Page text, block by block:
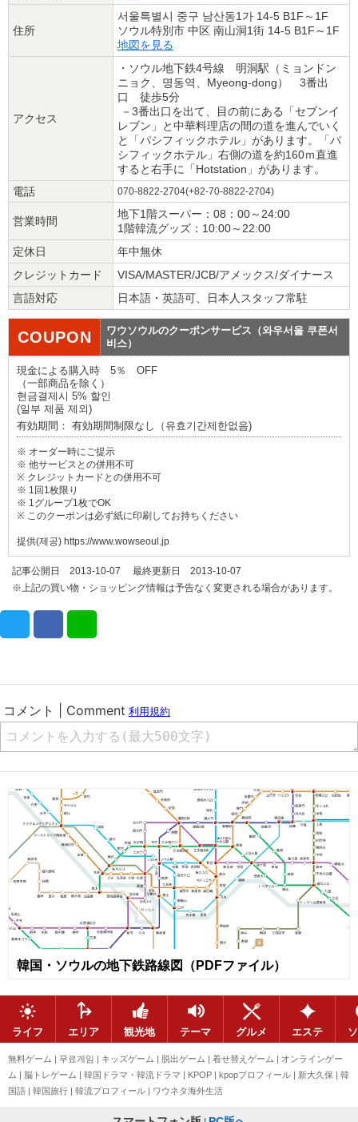
住所
서울특별시 중구 남산동1가 14-5 B1F～1F
ソウル特別市 中区 南山洞1街 14-5 B1F～1F
地図を見る
アクセス
・ソウル地下鉄4号線 明洞駅（ミョンドン
ニョク、명동역、Myeong-dong） 3番出
口 徒歩5分
－3番出口を出て、目の前にある「セブンイ
レブン」と中華料理店の間の道を進んでいく
と「パシフィックホテル」があります。「パ
シフィックホテル」右側の道を約160ｍ直進
すると右手に「Hotstation」があります。
電話
070-8822-2704(+82-70-8822-2704)
営業時間
地下1階スーパー：08：00～24:00
1階韓流グッズ：10:00～22:00
定休日
年中無休
クレジットカード
VISA/MASTER/JCB/アメックス/ダイナース
言語対応
日本語・英語可、日本人スタッフ常駐
COUPON
ワウソウルのクーポンサービス（와우서울 쿠폰서
비스）
現金による購入時 5％ OFF
（一部商品を除く）
현금결제시 5% 할인
(일부 제품 제외)
有効期間： 有効期間制限なし（유효기간제한없음)
※ オーダー時にご提示
※ 他サービスとの併用不可
※ クレジットカードとの併用不可
※ 1回1枚限り
※ 1グループ1枚でOK
※ このクーポンは必ず紙に印刷してお持ちください
提供(제공) https://www.wowseoul.jp
記事公開日 2013-10-07 最終更新日 2013-10-07
※上記の買い物・ショッピング情報は予告なく変更される場合があります。
韓国・ソウルの地下鉄路線図（PDFファイル）
ライフ エリア 観光地 テーマ グルメ エステ
無料ゲーム | 무료게임 | キッズゲーム | 脱出ゲーム | 着せ替えゲーム | オンラインゲー
ム | 脳トレゲーム | 韓国ドラマ・韓流ドラマ | KPOP | kpopプロフィール | 新大久保 | 韓
国語 | 韓国旅行 | 韓流プロフィール | ワウネタ海外生活